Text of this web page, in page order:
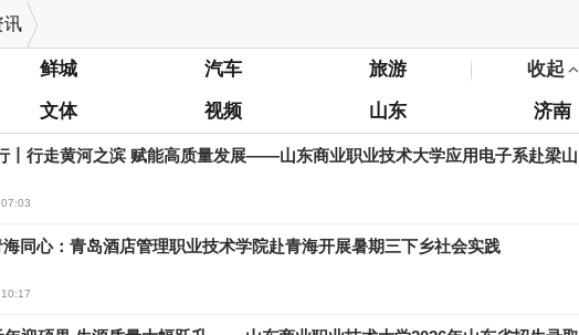
讯
鲜城 汽车 旅游
收起
文体 视频 山东 济南
丨行走黄河之滨 赋能高质量发展——山东商业职业技术大学应用电子系赴梁山
同心：青岛酒店管理职业技术学院赴青海开展暑期三下乡社会实践